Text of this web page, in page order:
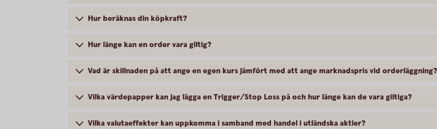
Hur beräknas din köpkraft?
Hur länge kan en order vara giltig?
Vad är skillnaden på att ange en egen kurs jämfört med att ange marknadspris vid orderläggning?
Vilka värdepapper kan jag lägga en Trigger/Stop Loss på och hur länge kan de vara giltiga?
Vilka valutaeffekter kan uppkomma i samband med handel i utländska aktier?